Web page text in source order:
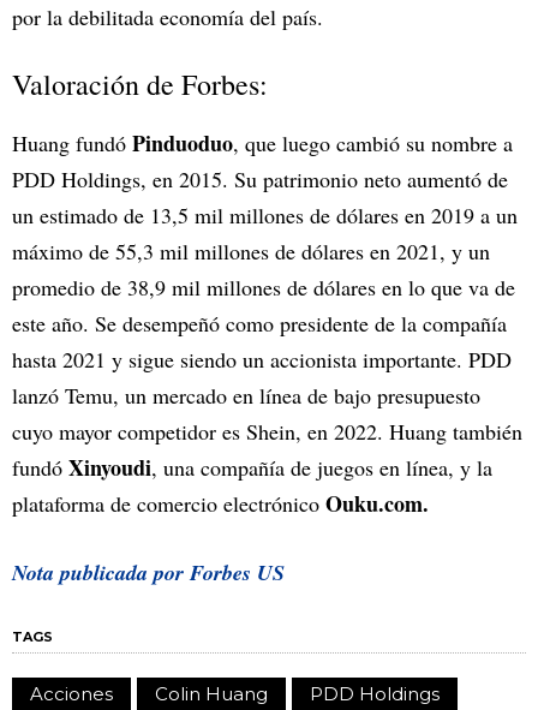
por la debilitada economía del país.
Valoración de Forbes:
Huang fundó Pinduoduo, que luego cambió su nombre a
PDD Holdings, en 2015. Su patrimonio neto aumentó de
un estimado de 13,5 mil millones de dólares en 2019 a un
máximo de 55,3 mil millones de dólares en 2021, y un
promedio de 38,9 mil millones de dólares en lo que va de
este año. Se desempeñó como presidente de la compañía
hasta 2021 y sigue siendo un accionista importante. PDD
lanzó Temu, un mercado en línea de bajo presupuesto
cuyo mayor competidor es Shein, en 2022. Huang también
fundó Xinyoudi, una compañía de juegos en línea, y la
plataforma de comercio electrónico Ouku.com.
Nota publicada por Forbes US
TAGS
Acciones Colin Huang PDD Holdings